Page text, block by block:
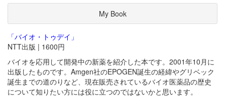
My Book
「バイオ・トゥデイ」
NTT出版 | 1600円
バイオを応用して開発中の新薬を紹介した本です。2001年10月に
出版したものです。Amgen社のEPOGEN誕生の経緯やグリベック
誕生までの道のりなど、現在販売されているバイオ医薬品の歴史
について知りたい方には役に立つのではないかと思います。